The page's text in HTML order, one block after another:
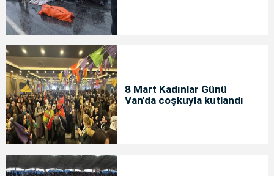
8 Mart Kadınlar Günü
Van'da coşkuyla kutlandı